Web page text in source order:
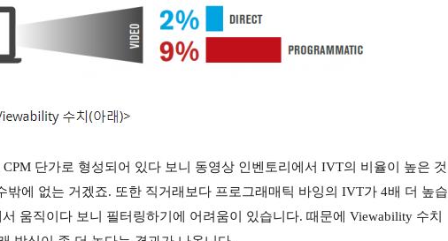
단가로 형성되어 있다 보니 동영상 인벤토리에서 IVT의 비율이 높은 것
에 없는 거겠죠. 또한 직거래보다 프로그래매틱 바잉의 IVT가 4배 더 높습
움직이다 보니 필터링하기에 어려움이 있습니다. 때문에 Viewability 수치